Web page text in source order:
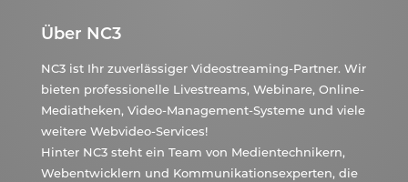
Über NC3
NC3 ist Ihr zuverlässiger Videostreaming-Partner. Wir
bieten professionelle Livestreams, Webinare, Online-
Mediatheken, Video-Management-Systeme und viele
weitere Webvideo-Services!
Hinter NC3 steht ein Team von Medientechnikern,
Webentwicklern und Kommunikationsexperten, die